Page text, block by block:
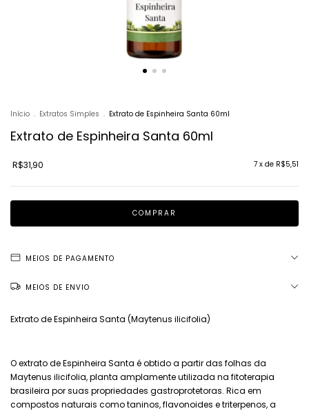
Início . Extratos Simples . Extrato de Espinheira Santa 60ml
Extrato de Espinheira Santa 60ml
R$31,90 7 x de R$5,51
MEIOS DE PAGAMENTO
MEIOS DE ENVIO
Extrato de Espinheira Santa (Maytenus ilicifolia)
O extrato de Espinheira Santa é obtido a partir das folhas da
Maytenus ilicifolia, planta amplamente utilizada na fitoterapia
brasileira por suas propriedades gastroprotetoras. Rica em
compostos naturais como taninos, flavonoides e triterpenos, a